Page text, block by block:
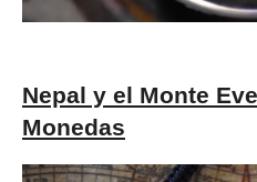
Nepal y el Monte
Monedas